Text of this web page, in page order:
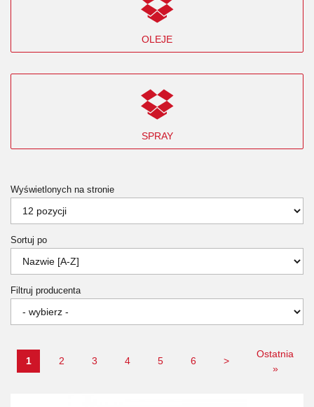
OLEJE
SPRAY
Wyświetlonych na stronie
Sortuj po
Filtruj producenta
1 2 3 4 5 6 >
Ostatnia
»